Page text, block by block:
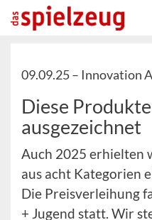
09.09.25 – Innovation
Diese
ausgezeichnet
Auch 2025 erhielten
aus acht Kategorien
Die Preisverleihung
+ Jugend statt. Wir